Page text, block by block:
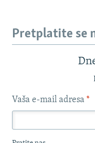
Pretplatite se
Vaša e-mail adresa *